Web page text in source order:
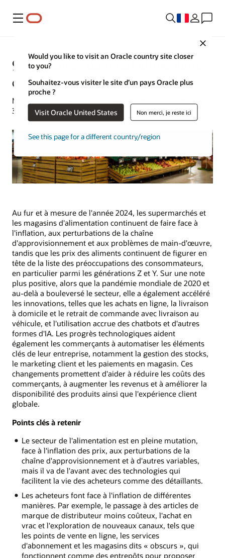
Menu
Would you like to visit an Oracle country site closer
to you?
Souhaitez-vous visiter le site d’un pays Oracle plus
proche ?
Visit Oracle United States Non merci, je reste ici
See this page for a different country/region
9 Tendances du retail alimentaire
en 2024
Mark Jackley | Responsable de la stratégie de contenu |
31 mai 2024
Au fur et à mesure de l'année 2024, les supermarchés et
les magasins d'alimentation continuent de faire face à
l'inflation, aux perturbations de la chaîne
d'approvisionnement et aux problèmes de main-d'œuvre,
tandis que les prix des aliments continuent de figurer en
tête de la liste des préoccupations des consommateurs,
en particulier parmi les générations Z et Y. Sur une note
plus positive, alors que la pandémie mondiale de 2020 et
au-delà a bouleversé le secteur, elle a également accéléré
les innovations, telles que les achats en ligne, la livraison
à domicile et le retrait de commande avec livraison au
véhicule, et l'utilisation accrue des chatbots et d'autres
formes d'IA. Les progrès technologiques aident
également les commerçants à automatiser les éléments
clés de leur entreprise, notamment la gestion des stocks,
le marketing client et les paiements en magasin. Ces
changements promettent d'aider à réduire les coûts des
commerçants, à augmenter les revenus et à améliorer la
disponibilité des produits ainsi que l'expérience client
globale.
Points clés à retenir
Le secteur de l'alimentation est en pleine mutation,
face à l'inflation des prix, aux perturbations de la
chaîne d'approvisionnement et à d'autres variables,
mais il va de l'avant avec des technologies qui
facilitent la vie des acheteurs comme des détaillants.
Les acheteurs font face à l'inflation de différentes
manières. Par exemple, le passage à des articles de
marque de distributeur moins coûteux, l'achat en
vrac et l'exploration de nouveaux canaux, tels que
les points de vente en ligne, les services
d'abonnement et les magasins dits « obscurs », qui
fonctionnent comme des entrepôts pour proposer